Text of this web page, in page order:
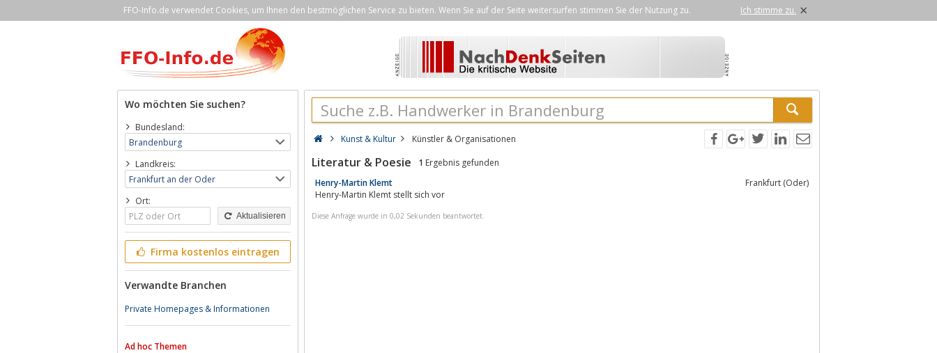
FFO-Info.de verwendet Cookies, um Ihnen den bestmöglichen Service zu bieten. Wenn Sie auf der Seite weitersurfen stimmen Sie der Nutzung zu. Ich stimme zu. ×
Wo möchten Sie suchen?
Bundesland:
Landkreis:
Ort:
Aktualisieren
Firma kostenlos eintragen
Verwandte Branchen
Private Homepages & Informationen
Ad hoc Themen
Kunst & Kultur Künstler & Organisationen
Literatur & Poesie 1 Ergebnis gefunden
Henry-Martin Klemt
Frankfurt (Oder)
Henry-Martin Klemt stellt sich vor
Diese Anfrage wurde in 0,02 Sekunden beantwortet.